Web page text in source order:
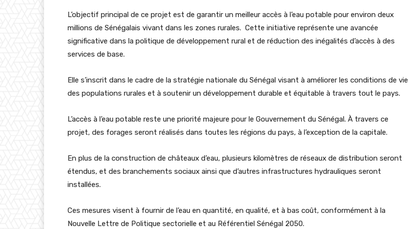
L’objectif principal de ce projet est de garantir un meilleur accès à l’eau potable pour environ deux
millions de Sénégalais vivant dans les zones rurales. Cette initiative représente une avancée
significative dans la politique de développement rural et de réduction des inégalités d’accès à des
services de base.
Elle s’inscrit dans le cadre de la stratégie nationale du Sénégal visant à améliorer les conditions de vie
des populations rurales et à soutenir un développement durable et équitable à travers tout le pays.
L’accès à l’eau potable reste une priorité majeure pour le Gouvernement du Sénégal. À travers ce
projet, des forages seront réalisés dans toutes les régions du pays, à l’exception de la capitale.
En plus de la construction de châteaux d’eau, plusieurs kilomètres de réseaux de distribution seront
étendus, et des branchements sociaux ainsi que d’autres infrastructures hydrauliques seront
installées.
Ces mesures visent à fournir de l’eau en quantité, en qualité, et à bas coût, conformément à la
Nouvelle Lettre de Politique sectorielle et au Référentiel Sénégal 2050.